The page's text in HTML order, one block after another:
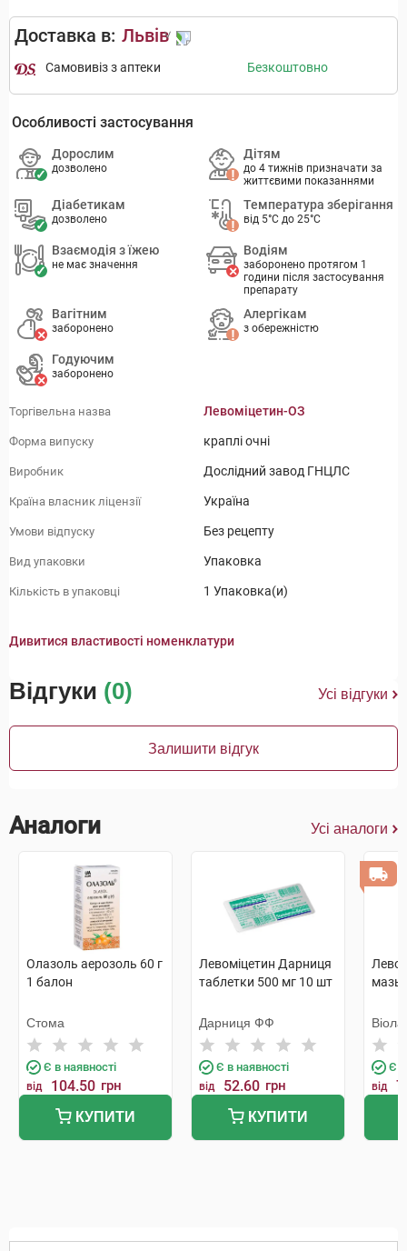
Доставка в: Львів
Самовивіз з аптеки Безкоштовно
Особливості застосування
Дорослим
дозволено
Дітям
до 4 тижнів призначати за
життєвими показаннями
Діабетикам
дозволено
Температура зберігання
від 5°C до 25°C
Взаємодія з їжею
не має значення
Водіям
заборонено протягом 1
години після застосування
препарату
Вагітним
заборонено
Алергікам
з обережністю
Годуючим
заборонено
Торгівельна назва Левоміцетин-ОЗ
Форма випуску краплі очні
Виробник Дослідний завод ГНЦЛС
Країна власник ліцензії Україна
Умови відпуску Без рецепту
Вид упаковки Упаковка
Кількість в упаковці 1 Упаковка(и)
Дивитися властивості номенклатури
Відгуки (0) Усі відгуки
Залишити відгук
Аналоги Усі аналоги
Олазоль аерозоль 60 г
1 балон
Стома
Є в наявності
від 104.50 грн
КУПИТИ
Левоміцетин Дарниця
таблетки 500 мг 10 шт
Дарниця ФФ
Є в наявності
від 52.60 грн
КУПИТИ
мазь
Віола
Є в
від